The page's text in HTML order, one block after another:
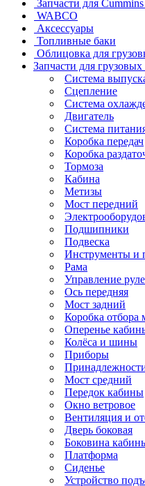
Запчасти для
WABCO
Аксессуары
Топливные баки
Облицовка для
Запчасти для
Система
Сцепление
Система
Двигатель
Система
Коробка передач
Коробка
Тормоза
Кабина
Метизы
Мост передний
Подшипники
Подвеска
Инструменты и
Рама
Управление
Ось передняя
Мост задний
Коробка отбора
Оперенье
Колёса и шины
Приборы
Мост средний
Передок кабины
Окно ветровое
Вентиляция и
Дверь боковая
Боковина
Платформа
Сиденье
Устройство